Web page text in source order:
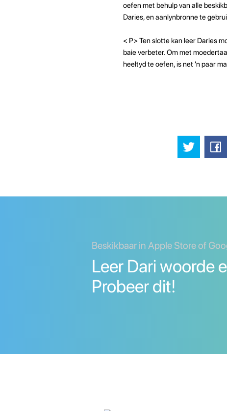
oefen met behulp van alle
Daries, en aanlynbronne te
< P> Ten slotte kan leer Daries
baie verbeter. Om met
heeltyd te oefen, is net 'n paar
Beskikbaar in Apple Store of
Leer Dari woorde
Probeer dit!